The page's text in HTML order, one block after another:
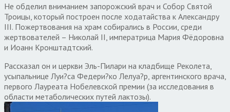
Не обделил вниманием запорожский врач и Собор Святой
Троицы, который построен после ходатайства к Александру
III. Пожертвования на храм собирались в России, среди
жертвователей – Николай II, императрица Мария Фёдоровна
и Иоанн Кронштадтский.
Рассказал он и церкви Эль-Пилари на кладбище Реколета,
усыпальнице Луи?са Федери?ко Лелуа?р, аргентинского врача,
первого Лауреата Нобелевской премии (за исследования в
области метаболических путей лактозы).